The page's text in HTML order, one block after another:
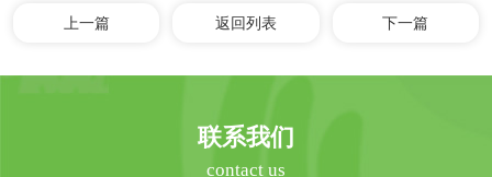
上一篇 返回列表 下一篇
联系我们
contact us